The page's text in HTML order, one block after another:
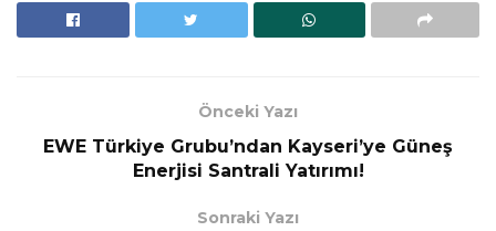
Önceki Yazı
EWE Türkiye Grubu’ndan Kayseri’ye Güneş
Enerjisi Santrali Yatırımı!
Sonraki Yazı